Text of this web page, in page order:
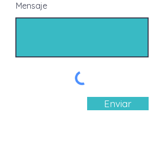
Mensaje
Enviar